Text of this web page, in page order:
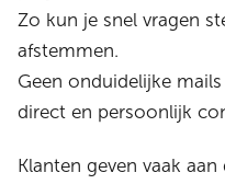
Zo kun je snel vragen
afstemmen.
Geen onduidelijke
direct en persoonlijk
Klanten geven vaak